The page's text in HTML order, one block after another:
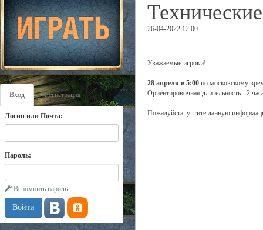
Вход Регистрация
Логин или Почта:
Пароль:
Вспомнить пароль
26-04-2022 12:00
Уважаемые игроки!
28 апреля в 5:00 по московскому
Ориентировочная длительность - 2
Пожалуйста, учтите данную